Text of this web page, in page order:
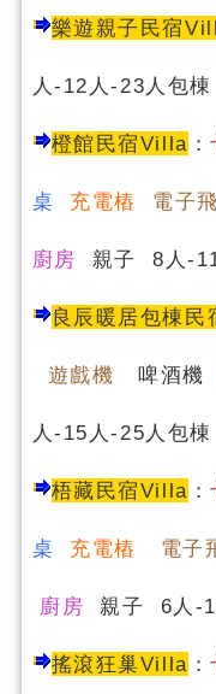
樂遊親子民宿
人-12人-23人包棟
橙館民宿Villa ：
桌 充電樁 電子
廚房 親子 8人-
良辰暖居包棟民
遊戲機 啤酒機
人-15人-25人包棟
梧藏民宿Villa ：
桌 充電樁 電子
廚房 親子 6人-
搖滾狂巢Villa ：